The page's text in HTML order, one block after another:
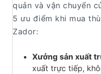
quản và vận chuyển
5 ưu điểm khi mua
Zador:
Xưởng sản xuất
xuất trực tiếp,